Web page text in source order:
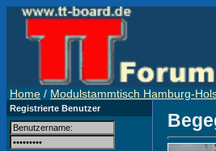
Home / Modulstammtisch Hamburg-
Registrierte Benutzer